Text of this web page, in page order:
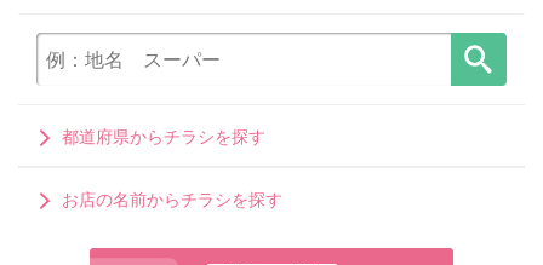
都道府県からチラシを探す
お店の名前からチラシを探す